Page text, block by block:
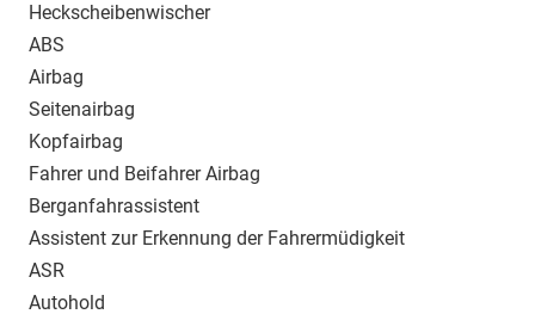
Heckscheibenwischer
ABS
Airbag
Seitenairbag
Kopfairbag
Fahrer und Beifahrer Airbag
Berganfahrassistent
Assistent zur Erkennung der Fahrermüdigkeit
ASR
Autohold